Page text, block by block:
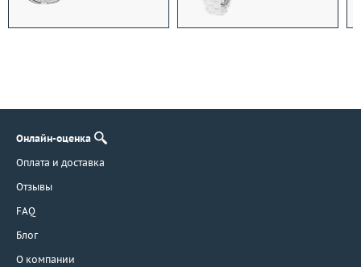
Онлайн-оценка
Оплата и доставка
Отзывы
FAQ
Блог
О компании